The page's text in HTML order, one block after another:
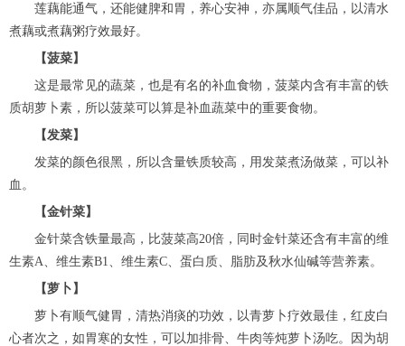
莲藕能通气，还能健脾和胃，养心安神，亦属顺气佳品，以清水
煮藕或煮藕粥疗效最好。
【菠菜】
这是最常见的蔬菜，也是有名的补血食物，菠菜内含有丰富的铁
质胡萝卜素，所以菠菜可以算是补血蔬菜中的重要食物。
【发菜】
发菜的颜色很黑，所以含量铁质较高，用发菜煮汤做菜，可以补
血。
【金针菜】
金针菜含铁量最高，比菠菜高20倍，同时金针菜还含有丰富的维
生素A、维生素B1、维生素C、蛋白质、脂肪及秋水仙碱等营养素。
【萝卜】
萝卜有顺气健胃，清热消痰的功效，以青萝卜疗效最佳，红皮白
心者次之，如胃寒的女性，可以加排骨、牛肉等炖萝卜汤吃。因为胡